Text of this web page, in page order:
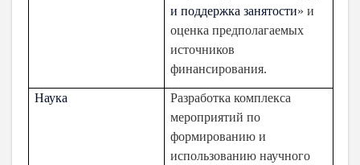
и поддержка занятости» и
оценка предполагаемых
источников
финансирования.
Наука
Разработка комплекса
мероприятий по
формированию и
использованию научного